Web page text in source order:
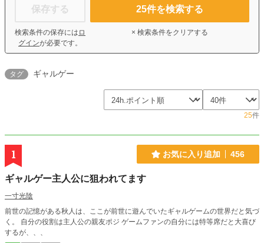
保存する
検索条件の保存には ロ
グインが必要です。
25件を検索する
× 検索条件をクリアする
タグ ギャルゲー
25件
1 お気に入り追加 456
ギャルゲー主人公に狙われてます
一寸光陰
前世の記憶がある秋人は、ここが前世に遊んでいたギャルゲームの世界だと気づ
く。 自分の役割は主人公の親友ポジ ゲームファンの自分には特等席だと大喜び
するが、、、